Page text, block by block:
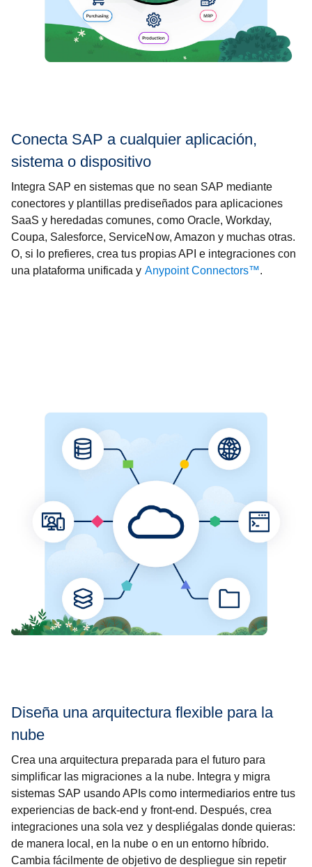
Conecta SAP a cualquier aplicación,
sistema o dispositivo
Integra SAP en sistemas que no sean SAP mediante
conectores y plantillas prediseñados para aplicaciones
SaaS y heredadas comunes, como Oracle, Workday,
Coupa, Salesforce, ServiceNow, Amazon y muchas otras.
O, si lo prefieres, crea tus propias API e integraciones con
una plataforma unificada y Anypoint Connectors™.
Diseña una arquitectura flexible para la
nube
Crea una arquitectura preparada para el futuro para
simplificar las migraciones a la nube. Integra y migra
sistemas SAP usando APIs como intermediarios entre tus
experiencias de back-end y front-end. Después, crea
integraciones una sola vez y despliégalas donde quieras:
de manera local, en la nube o en un entorno híbrido.
Cambia fácilmente de objetivo de despliegue sin repetir